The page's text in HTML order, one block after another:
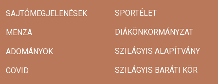
SAJTÓMEGJELENÉSEK
MENZA
ADOMÁNYOK
COVID
SPORTÉLET
DIÁKÖNKORMÁNYZAT
SZILÁGYIS ALAPÍTVÁNY
SZILÁGYIS BARÁTI KÖR